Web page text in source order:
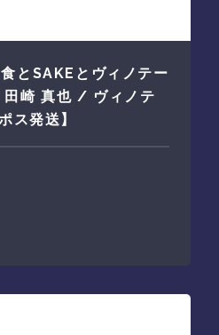
とSAKEとヴィノテー
崎 真也 / ヴィノテ
ス発送】